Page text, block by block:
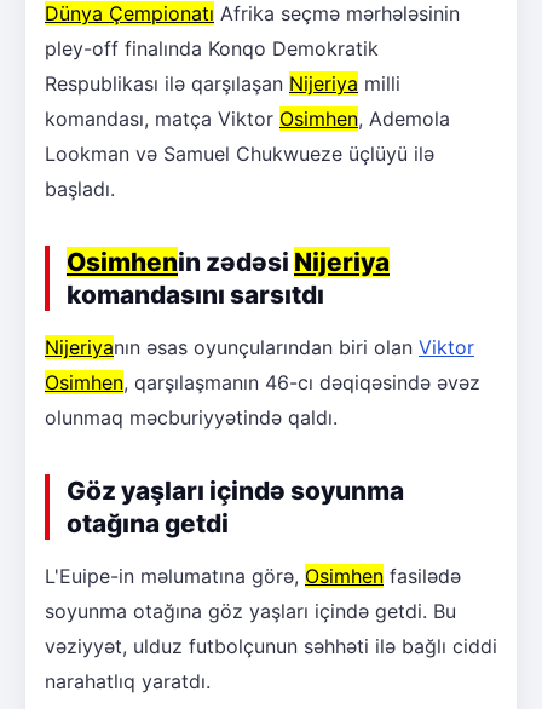
Dünya Çempionatı Afrika seçmə mərhələsinin
pley-off finalında Konqo Demokratik
Respublikası ilə qarşılaşan Nijeriya milli
komandası, matça Viktor Osimhen, Ademola
Lookman və Samuel Chukwueze üçlüyü ilə
başladı.
Osimhenin zədəsi Nijeriya
komandasını sarsıtdı
Nijeriyanın əsas oyunçularından biri olan Viktor
Osimhen, qarşılaşmanın 46-cı dəqiqəsində əvəz
olunmaq məcburiyyətində qaldı.
Göz yaşları içində soyunma
otağına getdi
L'Euipe-in məlumatına görə, Osimhen fasilədə
soyunma otağına göz yaşları içində getdi. Bu
vəziyyət, ulduz futbolçunun səhhəti ilə bağlı ciddi
narahatlıq yaratdı.